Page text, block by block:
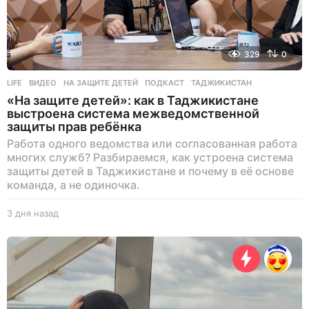
329 0
LIFE ВИДЕО ,НА ЗАЩИТЕ ДЕТЕЙ ,ПОДКАСТ ,ТАДЖИКИСТАН
«На защите детей»: как в Таджикистане
выстроена система межведомственной
защиты прав ребёнка
Работа одного ведомства или согласованная работа
многих служб? Разбираемся, как устроена система
защиты детей в Таджикистане и почему в её основе
команда, а не одиночка.
3 дня назад
н
я
н
а
а